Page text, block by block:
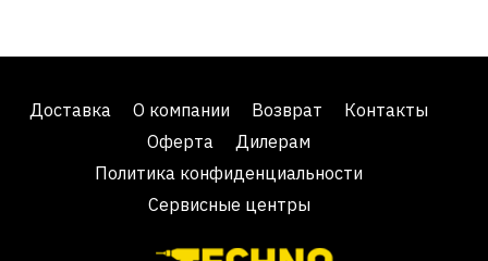
Доставка О компании Возврат
Контакты
Оферта
Дилерам
Политика конфиденциальности
Сервисные центры